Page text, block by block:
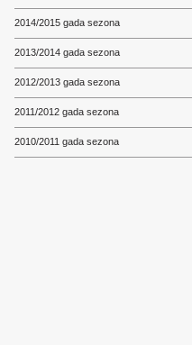
2014/2015 gada sezona
2013/2014 gada sezona
2012/2013 gada sezona
2011/2012 gada sezona
2010/2011 gada sezona